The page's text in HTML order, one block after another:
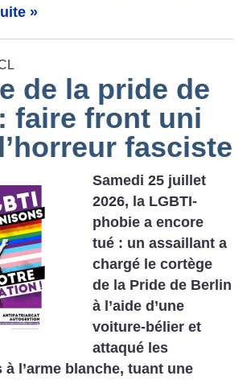
»
de la pride de
faire front uni
fasciste
Samedi 25 juillet
2026, la LGBTI-
phobie a encore
tué : un assaillant a
chargé le cortège
de la Pride de Berlin
à l’aide d’une
voiture-bélier et
attaqué les
à l’arme blanche, tuant une